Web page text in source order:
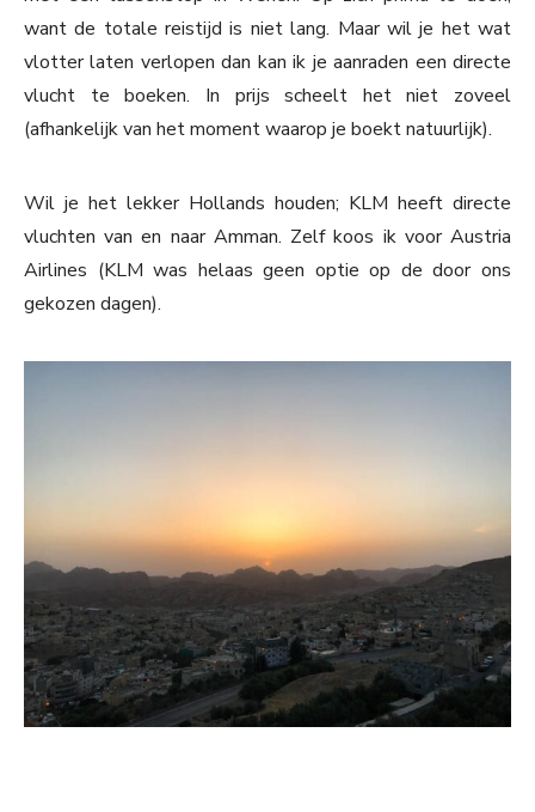
want de totale reistijd is niet lang. Maar wil je het wat
vlotter laten verlopen dan kan ik je aanraden een directe
vlucht te boeken. In prijs scheelt het niet zoveel
(afhankelijk van het moment waarop je boekt natuurlijk).
Wil je het lekker Hollands houden; KLM heeft directe
vluchten van en naar Amman. Zelf koos ik voor Austria
Airlines (KLM was helaas geen optie op de door ons
gekozen dagen).